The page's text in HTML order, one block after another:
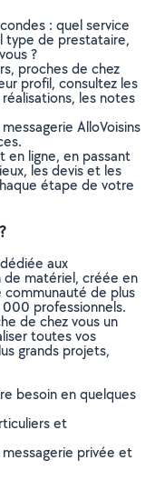
: quel service
type de prestataire,
?
proches de chez
profil, consultez les
les notes
AlloVoisins
ligne, en passant
les devis et les
étape de votre
aux
matériel, créée en
communauté de plus
professionnels.
de chez vous un
toutes vos
grands projets,
besoin en quelques
et
privée et